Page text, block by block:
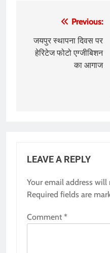
navigation
Previous:
जयपुर स्थापना दिवस पर
हेरिटेज फोटो एग्जीबिशन
का आगाज
LEAVE A REPLY
Your email address
Required fields are
Comment *